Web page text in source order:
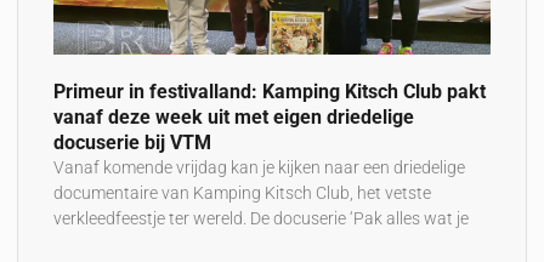
Primeur in festivalland: Kamping Kitsch Club pakt
vanaf deze week uit met eigen driedelige
docuserie bij VTM
Vanaf komende vrijdag kan je kijken naar een driedelige
documentaire van Kamping Kitsch Club, het vetste
verkleedfeestje ter wereld. De docuserie ‘Pak alles wat je